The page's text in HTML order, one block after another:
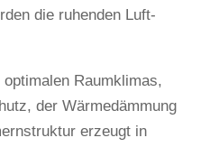
die ruhenden Luft­
Raum­klimas,
der Wär­me­däm­mung
erzeugt in